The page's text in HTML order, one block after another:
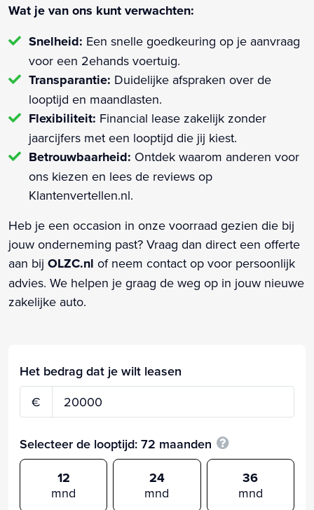
Wat je van ons kunt verwachten:
Snelheid: Een snelle goedkeuring op je aanvraag
voor een 2ehands voertuig.
Transparantie: Duidelijke afspraken over de
looptijd en maandlasten.
Flexibiliteit: Financial lease zakelijk zonder
jaarcijfers met een looptijd die jij kiest.
Betrouwbaarheid: Ontdek waarom anderen voor
ons kiezen en lees de reviews op
Klantenvertellen.nl.
Heb je een occasion in onze voorraad gezien die bij
jouw onderneming past? Vraag dan direct een offerte
aan bij OLZC.nl of neem contact op voor persoonlijk
advies. We helpen je graag de weg op in jouw nieuwe
zakelijke auto.
Het bedrag dat je wilt leasen
€
Selecteer de looptijd: 72 maanden
12
mnd
24
mnd
36
mnd